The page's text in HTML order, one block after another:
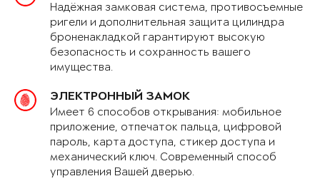
Надёжная замковая система, противосъемные
ригели и дополнительная защита цилиндра
броненакладкой гарантируют высокую
безопасность и сохранность вашего
имущества.
ЭЛЕКТРОННЫЙ ЗАМОК
Имеет 6 способов открывания: мобильное
приложение, отпечаток пальца, цифровой
пароль, карта доступа, стикер доступа и
механический ключ. Современный способ
управления Вашей дверью.